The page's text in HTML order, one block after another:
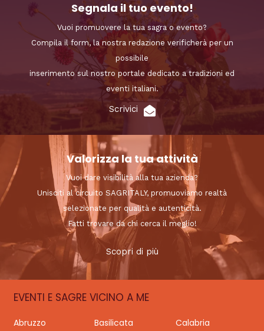
Segnala il tuo evento!
Vuoi promuovere la tua sagra o evento?
Compila il form, la nostra redazione verificherà per un
possibile
inserimento sul nostro portale dedicato a tradizioni ed
eventi italiani.
Scrivici
Valorizza la tua attività
Vuoi dare visibilità alla tua azienda?
Unisciti al circuito SAGRITALY, promuoviamo realtà
selezionate per qualità e autenticità.
Fatti trovare da chi cerca il meglio!
Scopri di più
EVENTI E SAGRE VICINO A ME
Abruzzo Basilicata
Calabria